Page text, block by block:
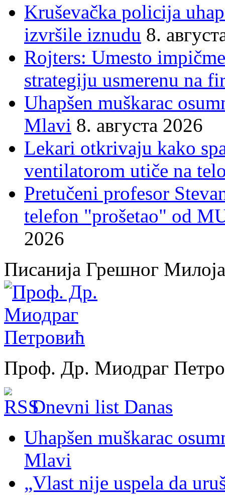
Kruševačka policija
izvršile iznudu 8.
Rojters: Umesto
strategiju usmerenu na
Uhapšen muškarac
Mlavi 8. августа 2026
Lekari otkrivaju kako
ventilatorom utiče na
Pretučeni profesor
telefon "prošetao" od
2026
Писанија Грешног Милоја
Проф. Др. Миодраг
Dnevni list Danas
Uhapšen muškarac
Mlavi
„Vlast nije uspela da